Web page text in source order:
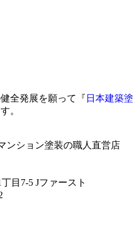
全発展を願って『 日本建築塗
。
ンション塗装の職人直営店
目7-5 Jファースト